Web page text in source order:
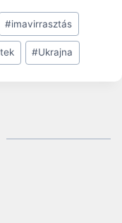
#imavirrasztás
#Ukrajna